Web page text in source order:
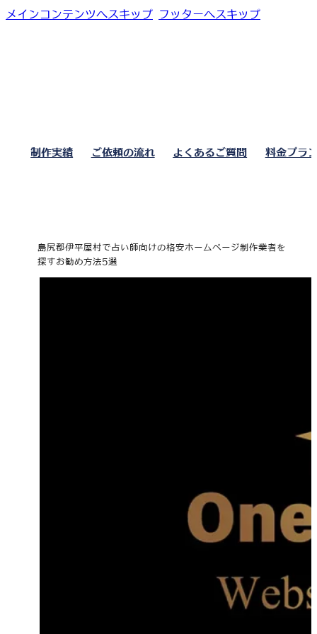
メインコンテンツへスキップ フッターへスキップ
制作実績 ご依頼の流れ よくあるご質問 料金プラ
島尻郡伊平屋村で占い師向けの格安ホームページ制作業者を
探すお勧め方法5選